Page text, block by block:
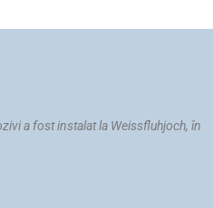
a fost instalat la Weissfluhjoch, în